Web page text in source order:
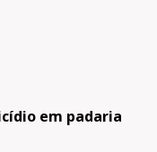
em padaria